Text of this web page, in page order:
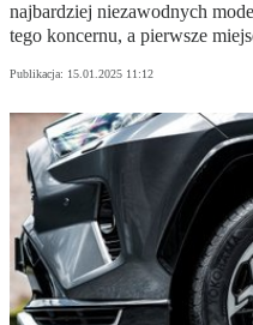
najbardziej niezawodnych
tego koncernu, a pierwsze
Publikacja: 15.01.2025 11:12